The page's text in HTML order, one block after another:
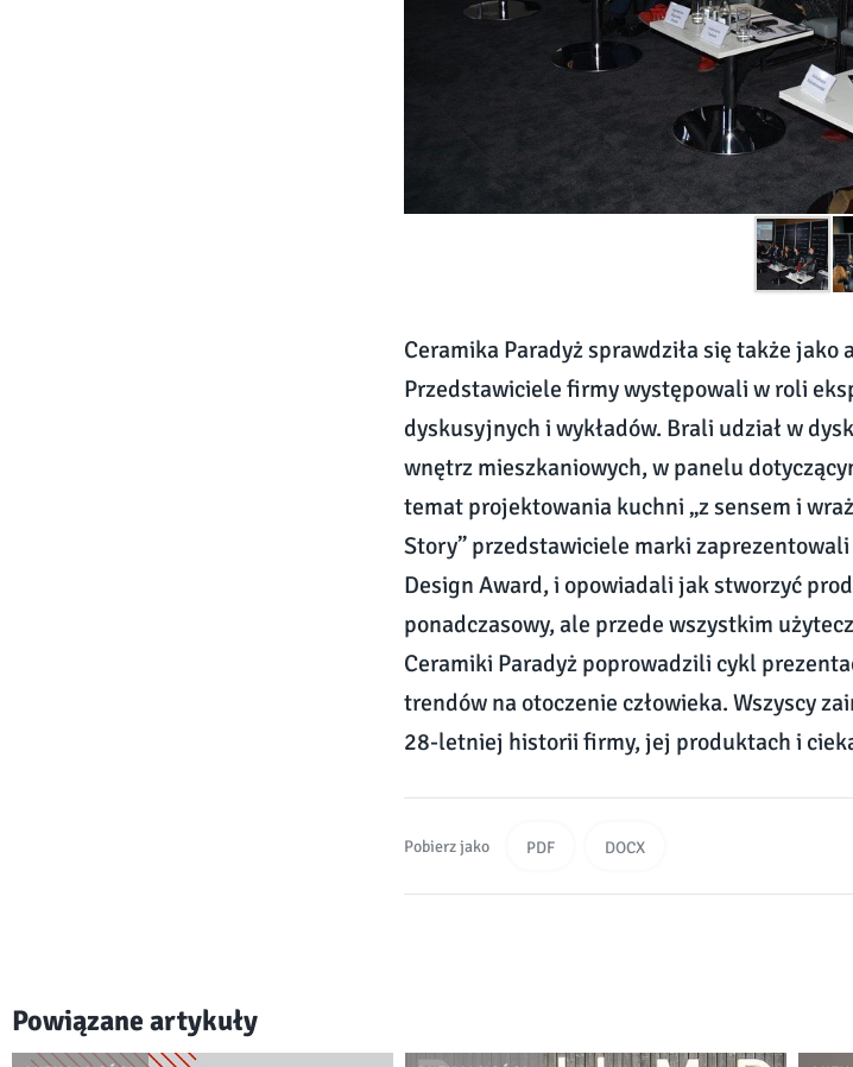
Ceramika Paradyż sprawdziła się także
Przedstawiciele firmy występowali w roli
dyskusyjnych i wykładów. Brali udział w
wnętrz mieszkaniowych, w panelu
temat projektowania kuchni „z sensem i
Story” przedstawiciele marki
Design Award, i opowiadali jak stworzyć
ponadczasowy, ale przede wszystkim
Ceramiki Paradyż poprowadzili cykl
trendów na otoczenie człowieka. Wszyscy
28-letniej historii firmy, jej produktach i
Pobierz jako PDF DOCX
Powiązane artykuły